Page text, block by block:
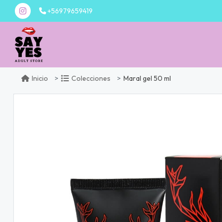
+56979659419
Inicio Colecciones Maral gel 50 ml